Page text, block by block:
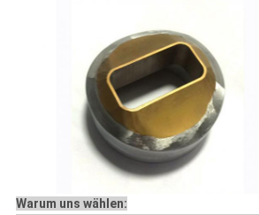
Warum uns wählen: